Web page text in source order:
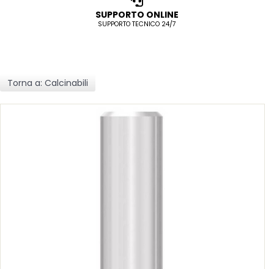
SUPPORTO ONLINE
SUPPORTO TECNICO 24/7
Torna a: Calcinabili